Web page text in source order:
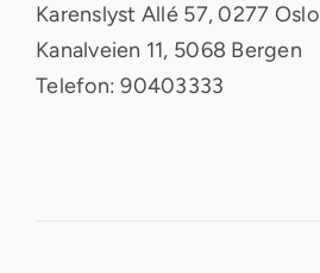
Karenslyst Allé 57, 0277 Oslo
Kanalveien 11, 5068 Bergen
Telefon: 90403333